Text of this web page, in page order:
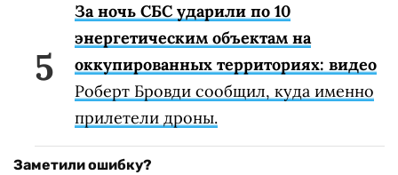
За ночь СБС ударили по 10
энергетическим объектам на
оккупированных территориях: видео
Роберт Бровди сообщил, куда именно
прилетели дроны.
Заметили ошибку?